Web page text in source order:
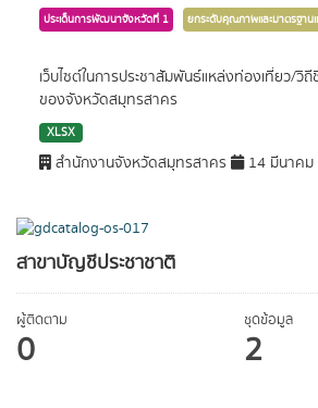
สาขาบัญชีประชาชาติ
ผู้ติดตาม
0
ชุดข้อมูล
2
ประเด็นการพัฒนาจังหวัดที่ 1
ยกระดับคุณภาพและมาตรฐาน
เว็บไซต์ในการประชาสัมพันธ์แหล่งท่องเที่ยว/
ของจังหวัดสมุทรสาคร
XLSX
สำนักงานจังหวัดสมุทรสาคร 14 มีนาคม